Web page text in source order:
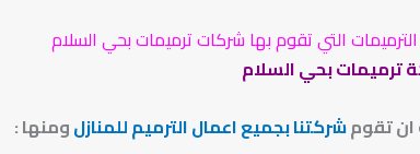
التي تقوم بها شركات ترميمات بحي السلام
ترميمات بحي السلام
تقومشركتنا بجميع اعمال الترميم للمنازلومنها :